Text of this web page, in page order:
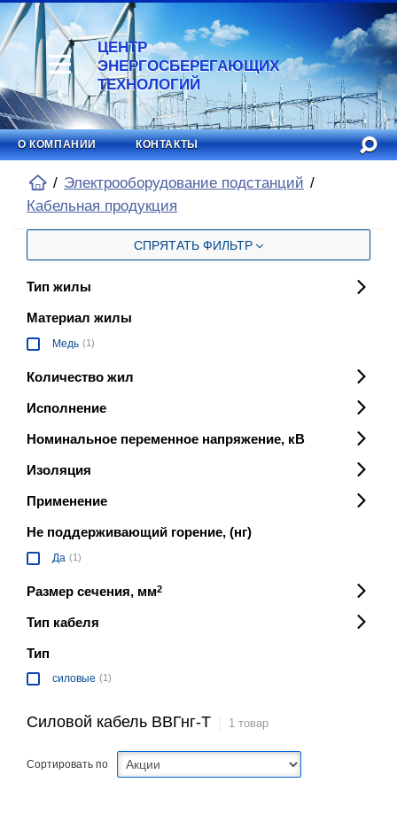
ЦЕНТР
ЭНЕРГОСБЕРЕГАЮЩИХ
ТЕХНОЛОГИЙ
О КОМПАНИИ КОНТАКТЫ
Электрооборудование подстанций
Кабельная продукция
СПРЯТАТЬ ФИЛЬТР
Тип жилы
Материал жилы
Медь (1)
Количество жил
Исполнение
Номинальное переменное напряжение, кВ
Изоляция
Применение
Не поддерживающий горение, (нг)
Да (1)
Размер сечения, мм2
Тип кабеля
Тип
силовые (1)
Силовой кабель ВВГнг-Т 1 товар
Сортировать по